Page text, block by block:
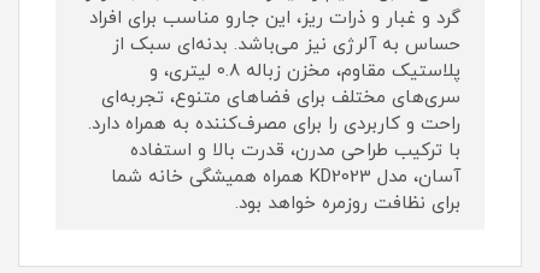
گرد و غبار و ذرات ریز، این جارو مناسب برای افراد
حساس به آلرژی نیز می‌باشد. بدنه‌ای سبک از
پلاستیک مقاوم، مخزن زباله 0.8 لیتری، و
سری‌های مختلف برای فضاهای متنوع، تجربه‌ای
راحت و کاربردی را برای مصرف‌کننده به همراه دارد.
با ترکیب طراحی مدرن، قدرت بالا و استفاده
آسان، مدل KD2023 همراه همیشگی خانه‌ شما
برای نظافت روزمره خواهد بود.